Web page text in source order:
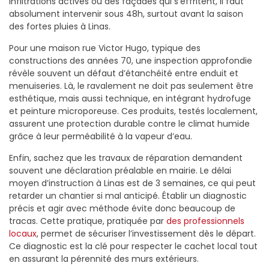
absolument intervenir sous 48h, surtout avant la saison
des fortes pluies à Linas.
Pour une maison rue Victor Hugo, typique des
constructions des années 70, une inspection approfondie
révèle souvent un défaut d’étanchéité entre enduit et
menuiseries. Là, le ravalement ne doit pas seulement être
esthétique, mais aussi technique, en intégrant hydrofuge
et peinture microporeuse. Ces produits, testés localement,
assurent une protection durable contre le climat humide
grâce à leur perméabilité à la vapeur d’eau.
Enfin, sachez que les travaux de réparation demandent
souvent une déclaration préalable en mairie. Le délai
moyen d’instruction à Linas est de 3 semaines, ce qui peut
retarder un chantier si mal anticipé. Établir un diagnostic
précis et agir avec méthode évite donc beaucoup de
tracas. Cette pratique, pratiquée par des professionnels
locaux, permet de sécuriser l’investissement dès le départ.
Ce diagnostic est la clé pour respecter le cachet local tout
en assurant la pérennité des murs extérieurs.